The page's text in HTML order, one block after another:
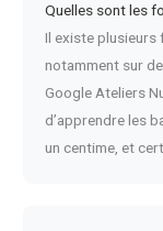
Quelles sont les
Il existe plusieurs
notamment sur
Google Ateliers
d’apprendre les
un centime, et